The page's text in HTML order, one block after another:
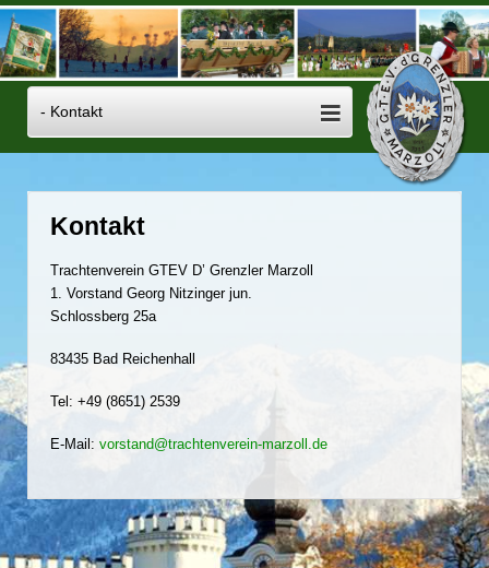
Kontakt
Trachtenverein GTEV D’ Grenzler Marzoll
1. Vorstand Georg Nitzinger jun.
Schlossberg 25a
83435 Bad Reichenhall
Tel: +49 (8651) 2539
E-Mail: vorstand@trachtenverein-marzoll.de